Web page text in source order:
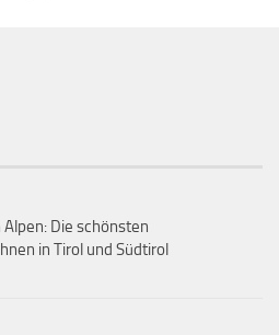
Alpen: Die schönsten
in Tirol und Südtirol